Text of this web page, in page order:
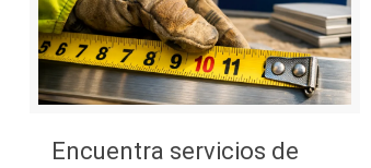
Encuentra servicios de